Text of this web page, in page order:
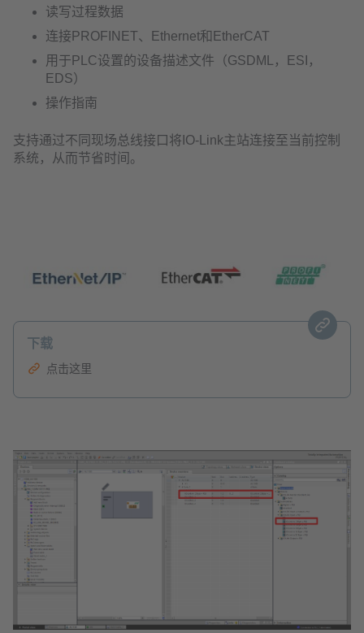
读写过程数据
连接PROFINET、Ethernet和EtherCAT
用于PLC设置的设备描述文件（GSDML，ESI，
EDS）
操作指南
支持通过不同现场总线接口将IO-Link主站连接至当前控制
系统，从而节省时间。
下载
点击这里